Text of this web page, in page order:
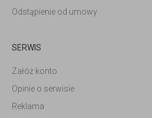
Odstąpienie od umowy
SERWIS
Załóż konto
Opinie o serwisie
Reklama